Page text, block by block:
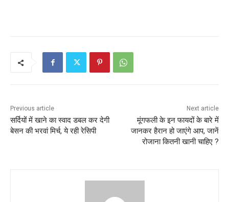
Previous article
सर्दियों में खाने का स्वाद डबल कर देगी
बेसन की भरवां मिर्च, ये रही रेसिपी
Next article
मूंगफली के इन फायदों के बारे में
जानकर हैरान हो जाएंगे आप, जानें
रोजाना कितनी खानी चाहिए ?